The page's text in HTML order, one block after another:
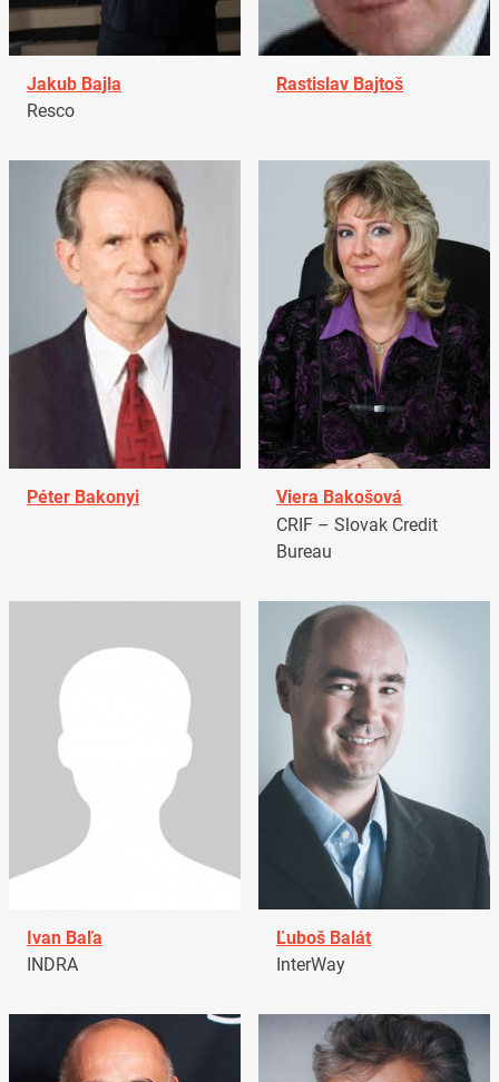
Jakub Bajla
Resco
Rastislav Bajtoš
Péter Bakonyi
Viera Bakošová
CRIF – Slovak Credit
Bureau
Ivan Baľa
INDRA
Ľuboš Balát
InterWay